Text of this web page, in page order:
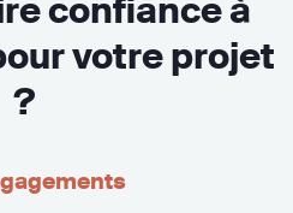
confiance à
votre projet
?